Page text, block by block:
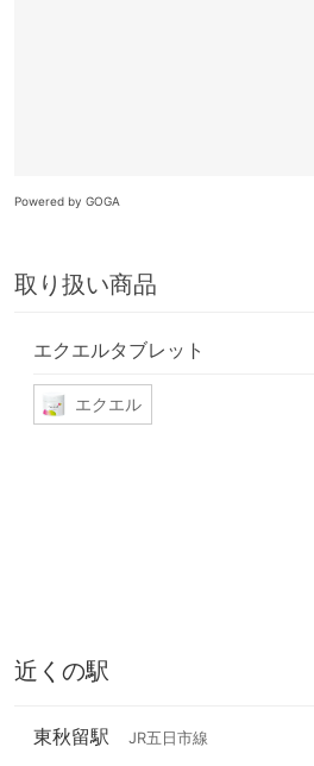
Powered by GOGA
取り扱い商品
エクエルタブレット
エクエル
近くの駅
東秋留駅 JR五日市線